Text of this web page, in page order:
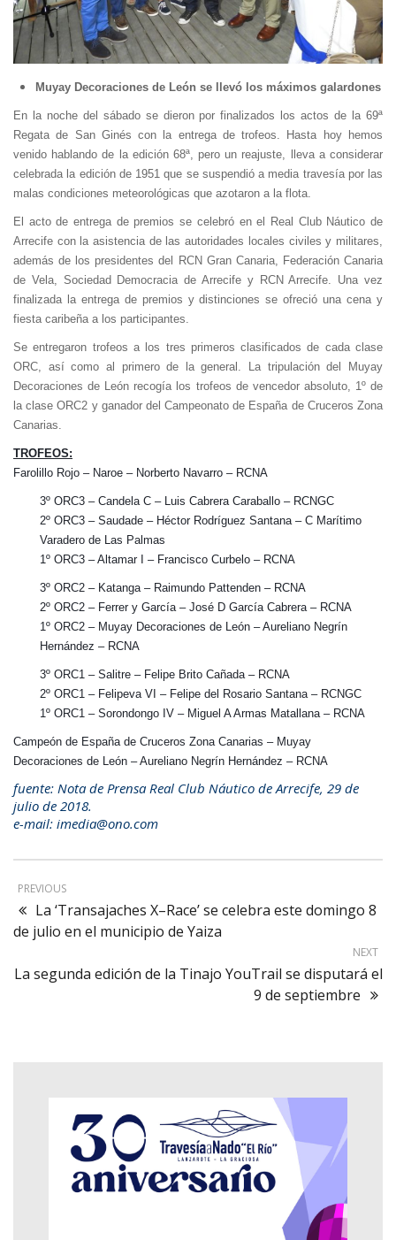
Muyay Decoraciones de León se llevó los máximos galardones
En la noche del sábado se dieron por finalizados los actos de la 69ª
Regata de San Ginés con la entrega de trofeos. Hasta hoy hemos
venido hablando de la edición 68ª, pero un reajuste, lleva a considerar
celebrada la edición de 1951 que se suspendió a media travesía por las
malas condiciones meteorológicas que azotaron a la flota.
El acto de entrega de premios se celebró en el Real Club Náutico de
Arrecife con la asistencia de las autoridades locales civiles y militares,
además de los presidentes del RCN Gran Canaria, Federación Canaria
de Vela, Sociedad Democracia de Arrecife y RCN Arrecife. Una vez
finalizada la entrega de premios y distinciones se ofreció una cena y
fiesta caribeña a los participantes.
Se entregaron trofeos a los tres primeros clasificados de cada clase
ORC, así como al primero de la general. La tripulación del Muyay
Decoraciones de León recogía los trofeos de vencedor absoluto, 1º de
la clase ORC2 y ganador del Campeonato de España de Cruceros Zona
Canarias.
TROFEOS:
Farolillo Rojo – Naroe – Norberto Navarro – RCNA
3º ORC3 – Candela C – Luis Cabrera Caraballo – RCNGC
2º ORC3 – Saudade – Héctor Rodríguez Santana – C Marítimo
Varadero de Las Palmas
1º ORC3 – Altamar I – Francisco Curbelo – RCNA
3º ORC2 – Katanga – Raimundo Pattenden – RCNA
2º ORC2 – Ferrer y García – José D García Cabrera – RCNA
1º ORC2 – Muyay Decoraciones de León – Aureliano Negrín
Hernández – RCNA
3º ORC1 – Salitre – Felipe Brito Cañada – RCNA
2º ORC1 – Felipeva VI – Felipe del Rosario Santana – RCNGC
1º ORC1 – Sorondongo IV – Miguel A Armas Matallana – RCNA
Campeón de España de Cruceros Zona Canarias – Muyay
Decoraciones de León – Aureliano Negrín Hernández – RCNA
fuente: Nota de Prensa Real Club Náutico de Arrecife, 29 de
julio de 2018.
e-mail: imedia@ono.com
PREVIOUS
La ‘Transajaches X–Race’ se celebra este domingo 8
de julio en el municipio de Yaiza
NEXT
La segunda edición de la Tinajo YouTrail se disputará el
9 de septiembre